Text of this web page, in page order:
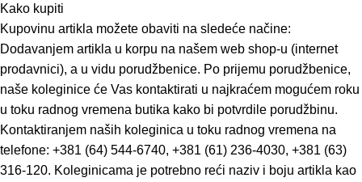
Kako kupiti
Kupovinu artikla možete obaviti na sledeće načine:
Dodavanjem artikla u korpu na našem web shop-u (internet
prodavnici), a u vidu porudžbenice. Po prijemu porudžbenice,
naše koleginice će Vas kontaktirati u najkraćem mogućem roku
u toku radnog vremena butika kako bi potvrdile porudžbinu.
Kontaktiranjem naših koleginica u toku radnog vremena na
telefone: +381 (64) 544-6740, +381 (61) 236-4030, +381 (63)
316-120. Koleginicama je potrebno reći naziv i boju artikla kao